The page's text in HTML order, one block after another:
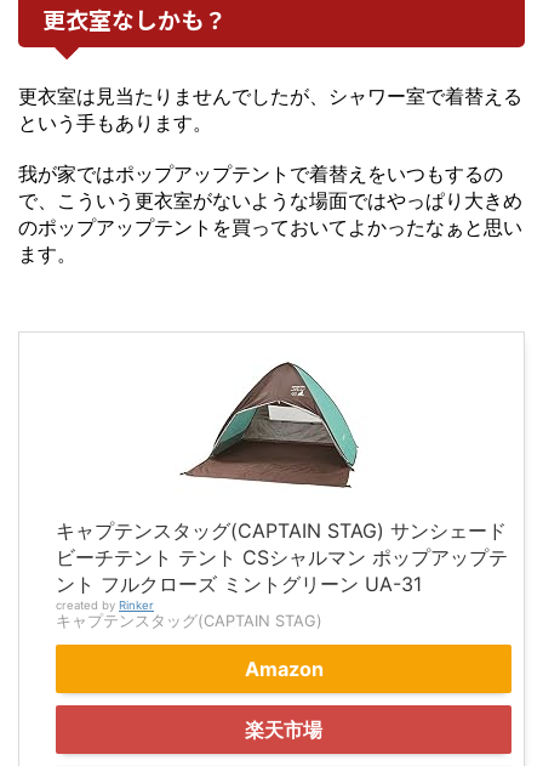
更衣室なしかも？
更衣室は見当たりませんでしたが、シャワー室で着替える
という手もあります。
我が家ではポップアップテントで着替えをいつもするの
で、こういう更衣室がないような場面ではやっぱり大きめ
のポップアップテントを買っておいてよかったなぁと思い
ます。
キャプテンスタッグ(CAPTAIN STAG) サンシェード
ビーチテント テント CSシャルマン ポップアップテ
ント フルクローズ ミントグリーン UA-31
created by Rinker
キャプテンスタッグ(CAPTAIN STAG)
Amazon
楽天市場